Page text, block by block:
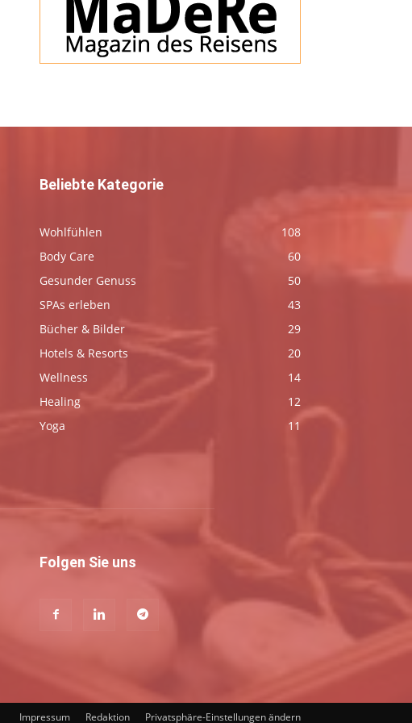
Beliebte Kategorie
Wohlfühlen
108
Body Care
60
Gesunder Genuss
50
SPAs erleben
43
Bücher & Bilder
29
Hotels & Resorts
20
Wellness
14
Healing
12
Yoga
11
Folgen Sie uns
Impressum Redaktion Privatsphäre-Einstellungen ändern